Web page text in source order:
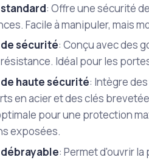
: Offre une sécurité
Facile à manipuler, mais
sécurité: Conçu avec des
Idéal pour les
haute sécurité: Intègre
en acier et des clés
pour une protection
exposées.
: Permet d'ouvrir